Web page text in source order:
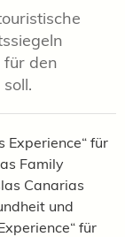
für den
Experience“ für
Family
Canarias
und
für